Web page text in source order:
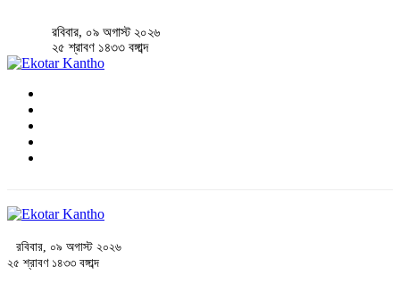
রবিবার, ০৯ অগাস্ট ২০২৬
২৫ শ্রাবণ ১৪৩৩ বঙ্গাব্দ
রবিবার, ০৯ অগাস্ট ২০২৬
২৫ শ্রাবণ ১৪৩৩ বঙ্গাব্দ